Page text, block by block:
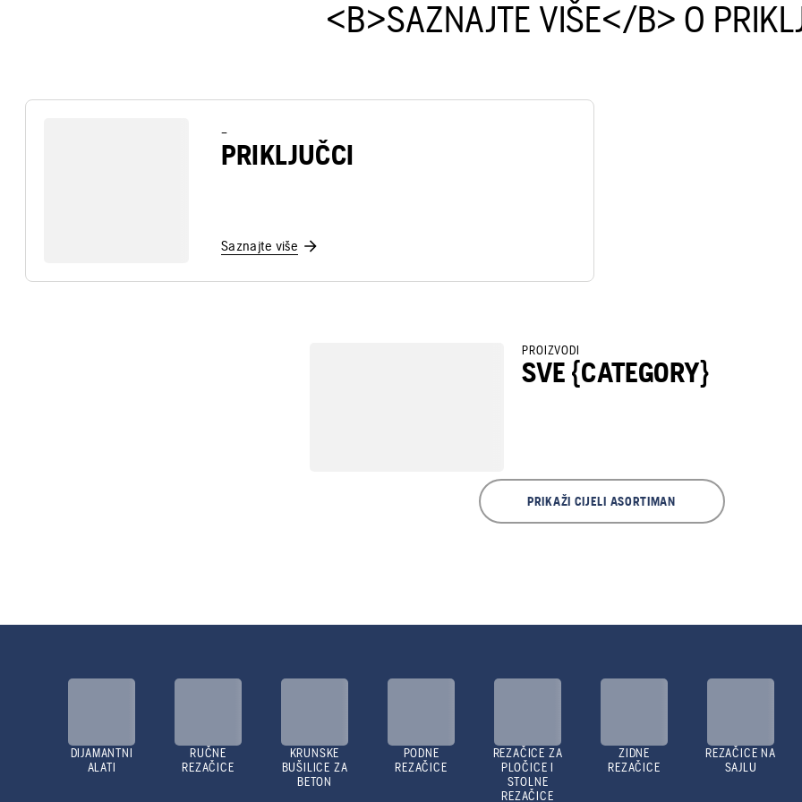
<B>SAZNAJTE VIŠE</B> O
–
PRIKLJUČCI
Saznajte više
PROIZVODI
SVE {CATEGORY}
PRIKAŽI CIJELI ASORTIMAN
DIJAMANTNI
ALATI
RUČNE
REZAČICE
KRUNSKE
BUŠILICE ZA
BETON
PODNE
REZAČICE
REZAČICE ZA
PLOČICE I
STOLNE
REZAČICE
ZIDNE
REZAČICE
REZAČICE NA
SAJLU